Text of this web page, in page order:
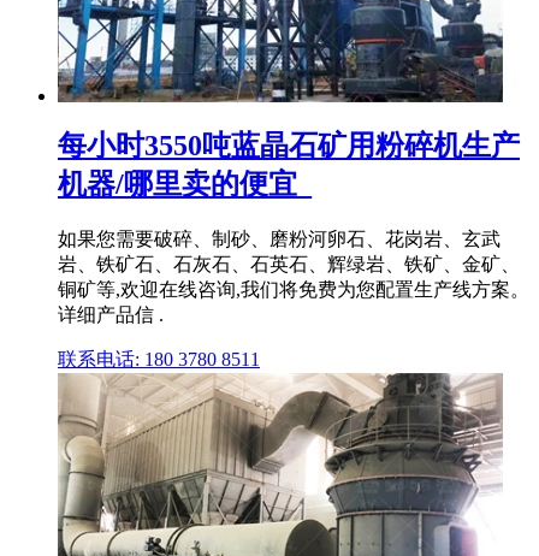
每小时3550吨蓝晶石矿用粉碎机生产
机器/哪里卖的便宜_
如果您需要破碎、制砂、磨粉河卵石、花岗岩、玄武
岩、铁矿石、石灰石、石英石、辉绿岩、铁矿、金矿、
铜矿等,欢迎在线咨询,我们将免费为您配置生产线方案。
详细产品信 .
联系电话: 180 3780 8511